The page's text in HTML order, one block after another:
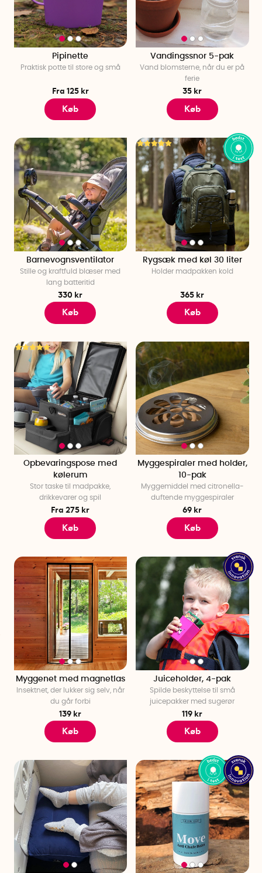
Thermacell ud, så undgår du myg. Hvis det regner, har vi
flere sjove brætspil, der holder humøret og feriestemningen
oppe.
Oplev alle vores smarte ting til ferien derhjemme og bestil i
dag. Altid hurtig levering!
Pipinette
Praktisk potte til store og små
Fra 125 kr
Køb
Vandingssnor 5-pak
Vand blomsterne, når du er på
ferie
35 kr
Køb
Barnevognsventilator
Stille og kraftfuld blæser med
lang batteritid
330 kr
Køb
Rygsæk med køl 30 liter
Holder madpakken kold
365 kr
Køb
Opbevaringspose med
kølerum
Stor taske til madpakke,
drikkevarer og spil
Fra 275 kr
Køb
Myggespiraler med holder,
10-pak
Myggemiddel med citronella-
duftende myggespiraler
69 kr
Køb
Myggenet med magnetlas
Insektnet, der lukker sig selv, når
du går forbi
139 kr
Køb
Juiceholder, 4-pak
Spilde beskyttelse til små
juicepakker med sugerør
119 kr
Køb